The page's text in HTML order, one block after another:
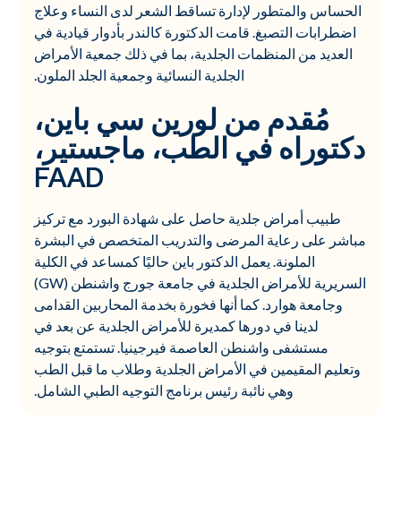
الحساس والمتطور لإدارة تساقط الشعر لدى النساء وعلاج
اضطرابات التصبغ. قامت الدكتورة كالندر بأدوار قيادية في
العديد من المنظمات الجلدية، بما في ذلك جمعية الأمراض
الجلدية النسائية وجمعية الجلد الملون.
مُقدم من لورين سي باين،
دكتوراه في الطب، ماجستير،
FAAD
طبيب أمراض جلدية حاصل على شهادة البورد مع تركيز
مباشر على رعاية المرضى والتدريب المتخصص في البشرة
الملونة. يعمل الدكتور باين حاليًا كمساعد في الكلية
السريرية للأمراض الجلدية في جامعة جورج واشنطن (GW)
وجامعة هوارد. كما أنها فخورة بخدمة المحاربين القدامى
لدينا في دورها كمديرة للأمراض الجلدية عن بعد في
مستشفى واشنطن العاصمة فيرجينيا. تستمتع بتوجيه
وتعليم المقيمين في الأمراض الجلدية وطلاب ما قبل الطب
وهي نائبة رئيس برنامج التوجيه الطبي الشامل.